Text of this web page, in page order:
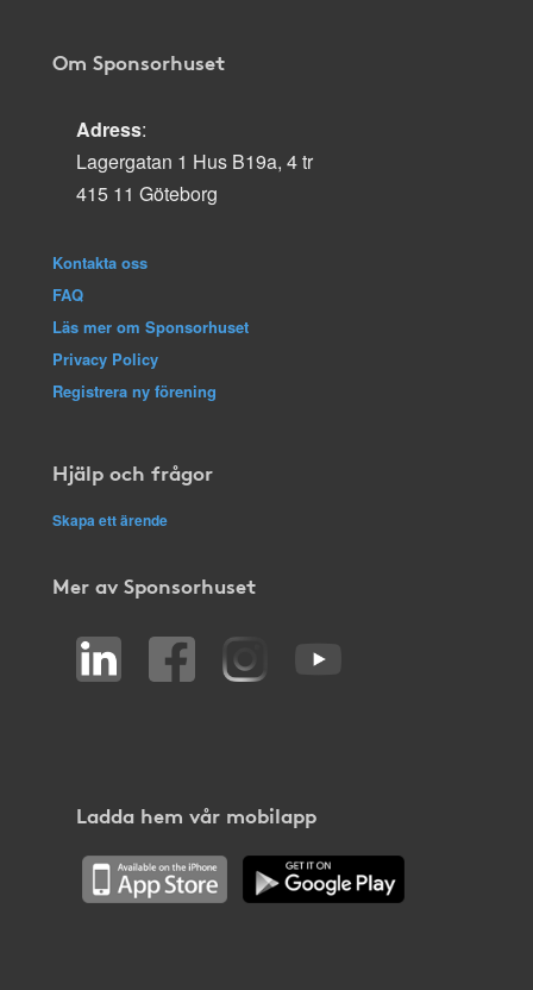
Om Sponsorhuset
Adress:
Lagergatan 1 Hus B19a, 4 tr
415 11 Göteborg
Kontakta oss
FAQ
Läs mer om Sponsorhuset
Privacy Policy
Registrera ny förening
Hjälp och frågor
Skapa ett ärende
Mer av Sponsorhuset
Ladda hem vår mobilapp